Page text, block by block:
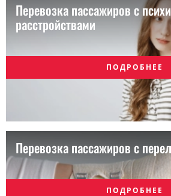
Перевозка пассажиров с
расстройствами
ПОДРОБНЕЕ
Перевозка пассажиров с
ПОДРОБНЕЕ